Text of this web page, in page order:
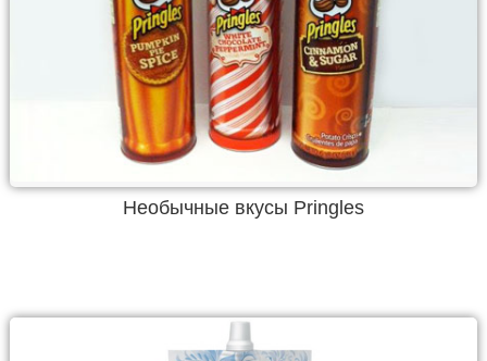
Необычные вкусы Pringles